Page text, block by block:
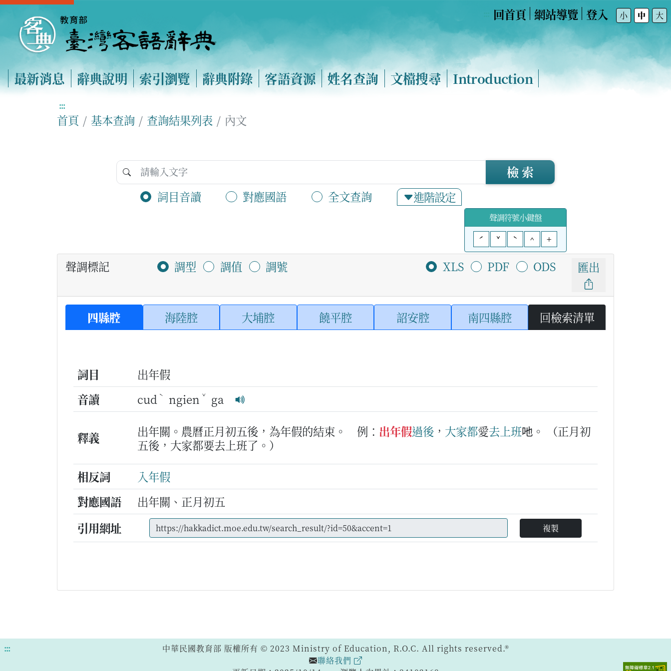
回首頁 網站導覽 登入 小 中 大
最新消息 辭典說明 索引瀏覽 辭典附錄 客語資源 姓名查詢 文檔搜尋 Introduction
:::
首頁 基本查詢 查詢結果列表 內文
詞目音讀 對應國語 全文查詢 進階設定
檢 索
聲調符號小鍵盤
ˊ
ˇ ˋ ^ +
聲調標記 調型 調值 調號 XLS PDF ODS 匯出
四縣腔 海陸腔 大埔腔 饒平腔 詔安腔 南四縣腔 回檢索清單
詞目
出年假
音讀
cud ˋ ngien ˇ ga
釋義 出年關。農曆正月初五後，為年假的結束。 例： 出年假過後 ， 大家都愛去 上班吔。
（正月初
五後，大家都要去上班了。）
相反詞
入年假
對應國語
出年關、正月初五
引用網址
複製
:::
中華民國教育部 版權所有 © 2023 Ministry of Education, R.O.C. All rights reserved.®
聯絡我們